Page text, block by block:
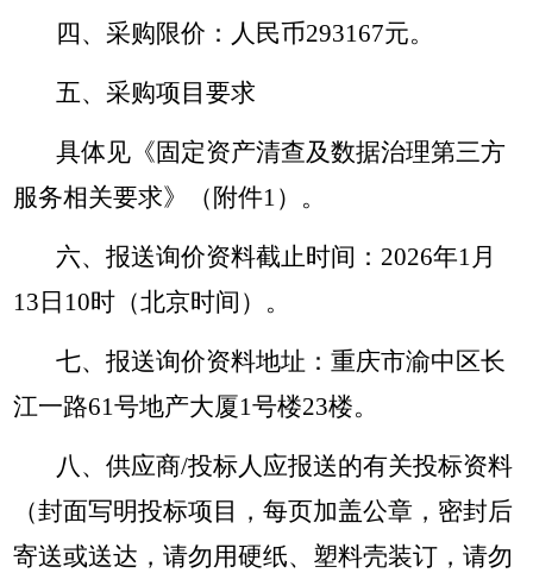
四、采购限价：人民币293167元。
五、采购项目要求
具体见《固定资产清查及数据治理第三方
服务相关要求》（附件1）。
六、报送询价资料截止时间：2026年1月
13日10时（北京时间）。
七、报送询价资料地址：重庆市渝中区长
江一路61号地产大厦1号楼23楼。
八、供应商/投标人应报送的有关投标资料
（封面写明投标项目，每页加盖公章，密封后
寄送或送达，请勿用硬纸、塑料壳装订，请勿